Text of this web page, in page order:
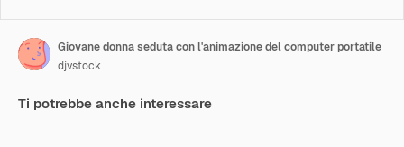
Giovane donna seduta con l'animazione del computer portatile
djvstock
Ti potrebbe anche interessare